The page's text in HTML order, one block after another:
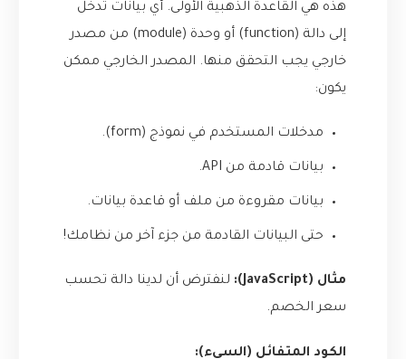
هذه هي القاعدة الذهبية الأولى. أي بيانات تدخل
إلى دالة (function) أو وحدة (module) من مصدر
خارجي يجب التحقق منها. المصدر الخارجي ممكن
يكون:
مدخلات المستخدم في نموذج (form).
بيانات قادمة من API.
بيانات مقروءة من ملف أو قاعدة بيانات.
حتى البيانات القادمة من جزء آخر من نظامك!
مثال (JavaScript):
لنفترض أن لدينا دالة تحسب
سعر الخصم.
الكود المتفائل (السيء):